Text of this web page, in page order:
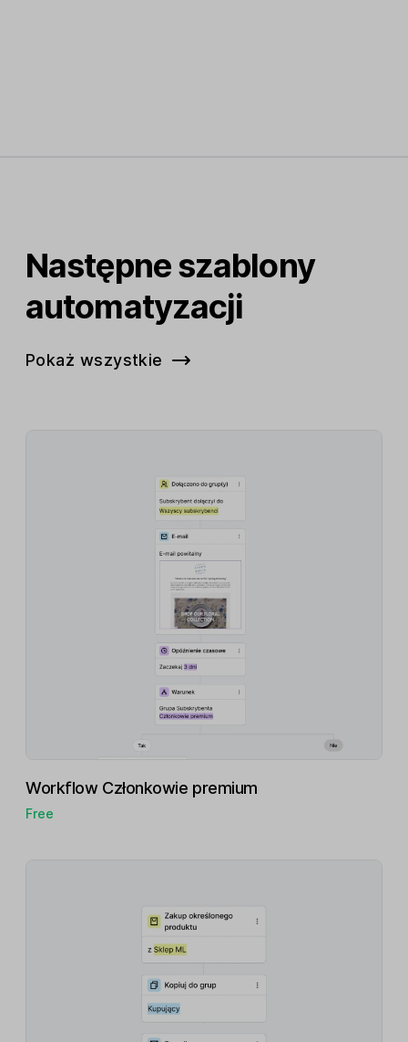
Następne szablony
automatyzacji
Pokaż wszystkie
Workflow Członkowie premium
Free